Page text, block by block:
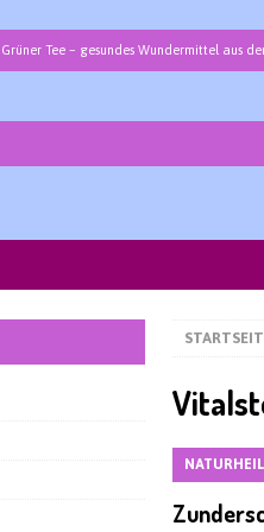
Grüner Tee – gesundes Wundermittel aus
Traubenkernöl -Jungbrunnen für Haut und
Lapacho – die heilsame peruanische
Bor – Spurenelement als Wunderwaffe